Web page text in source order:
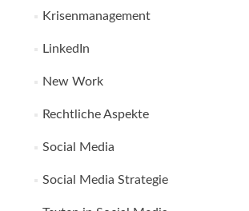
Krisenmanagement
LinkedIn
New Work
Rechtliche Aspekte
Social Media
Social Media Strategie